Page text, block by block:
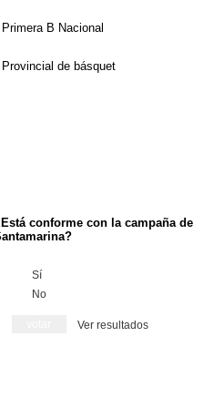
Primera B Nacional
Provincial de básquet
conforme con la campaña de
Sí
No
Ver resultados